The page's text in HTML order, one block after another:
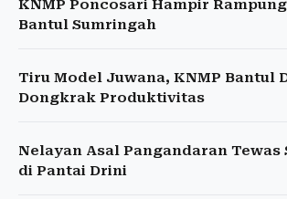
KNMP Poncosari Hampir
Bantul Sumringah
Tiru Model Juwana, KNMP Bantul
Dongkrak Produktivitas
Nelayan Asal Pangandaran Tewas
di Pantai Drini